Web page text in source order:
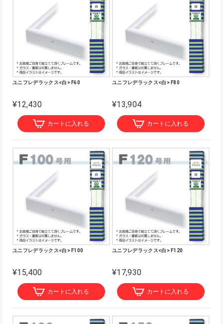
ユニフレデラックス<白> F60
¥12,430
カートに入れる
ユニフレデラックス<白> F80
¥13,904
カートに入れる
ユニフレデラックス<白> F100
¥15,400
カートに入れる
ユニフレデラックス<白> F120
¥17,930
カートに入れる